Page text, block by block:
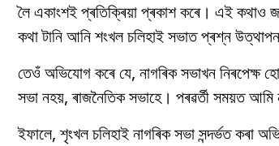
লৈ একাংশই প্ৰতিক্ৰিয়া প্ৰকাশ কৰে। এই কথাও
কথা টানি আনি শংখল চলিহাই সভাত প্ৰশ্ন
তেওঁ অভিযোগ কৰে যে, নাগৰিক সভাখন নিৰপেক্ষ
সভা নহয়, ৰাজনৈতিক সভাহে। পৰৱৰ্তী সময়ত আমি
ইফালে, শৃংখল চলিহাই নাগৰিক সভা সন্দৰ্ভত